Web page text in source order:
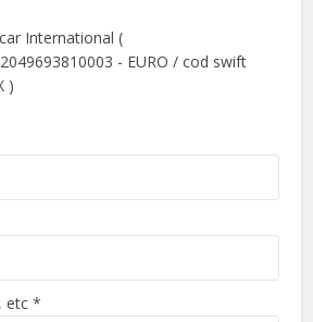
International (
- EURO / cod swift
)
etc*